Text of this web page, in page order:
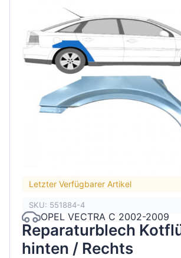
Letzter Verfügbarer Artikel
SKU: 551884-4
OPEL VECTRA C 2002-2009
Reparaturblech
hinten / Rechts